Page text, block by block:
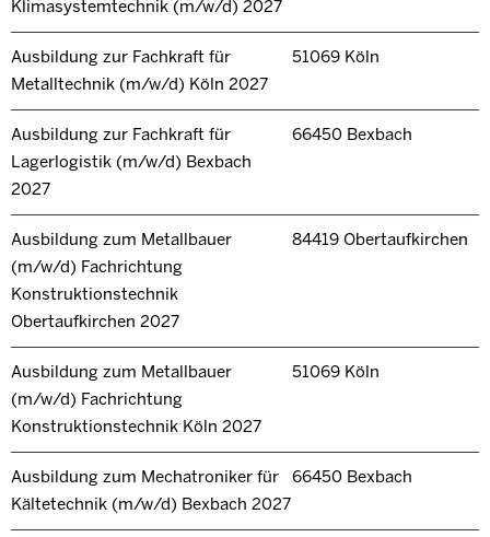
Klimasystemtechnik (m/w/d) 2027
Ausbildung zur Fachkraft für
Metalltechnik (m/w/d) Köln 2027
51069 Köln
Ausbildung zur Fachkraft für
Lagerlogistik (m/w/d) Bexbach
2027
66450 Bexbach
Ausbildung zum Metallbauer
(m/w/d) Fachrichtung
Konstruktionstechnik
Obertaufkirchen 2027
84419 Obertaufkirchen
Ausbildung zum Metallbauer
(m/w/d) Fachrichtung
Konstruktionstechnik Köln 2027
51069 Köln
Ausbildung zum Mechatroniker für
Kältetechnik (m/w/d) Bexbach 2027
66450 Bexbach